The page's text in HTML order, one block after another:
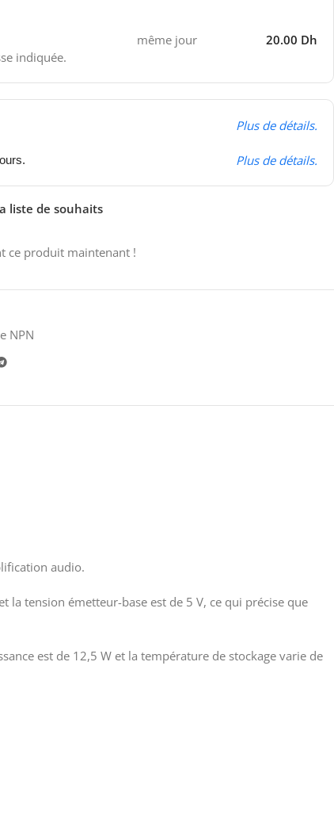
indiquée.
même jour 20.00 Dh
Plus de détails.
Plus de détails.
liste de souhaits
ce produit maintenant !
NPN
audio.
la tension émetteur-base est de 5 V, ce qui précise que
est de 12,5 W et la température de stockage varie de